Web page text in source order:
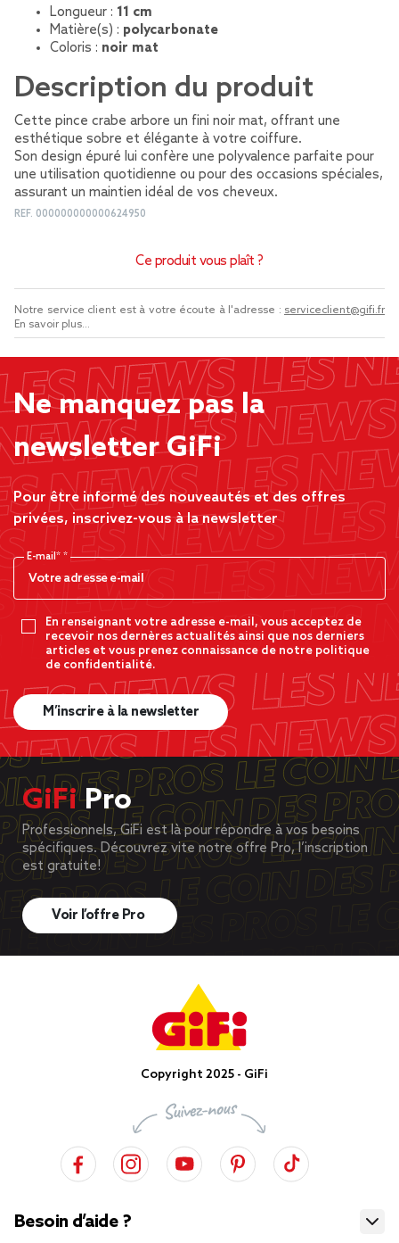
Longueur : 11 cm
Matière(s) : polycarbonate
Coloris : noir mat
Description du produit
Cette pince crabe arbore un fini noir mat, offrant une
esthétique sobre et élégante à votre coiffure.
Son design épuré lui confère une polyvalence parfaite pour
une utilisation quotidienne ou pour des occasions spéciales,
assurant un maintien idéal de vos cheveux.
REF. 000000000000624950
Ce produit vous plaît ?
Notre service client est à votre écoute à l'adresse : serviceclient@gifi.fr
En savoir plus...
Ne manquez pas la
newsletter GiFi
Pour être informé des nouveautés et des offres
privées, inscrivez-vous à la newsletter
E-mail*
En renseignant votre adresse e-mail, vous acceptez de
recevoir nos dernères actualités ainsi que nos derniers
articles et vous prenez connaissance de notre politique
de confidentialité.
M’inscrire à la newsletter
GiFiPro
Professionnels, GiFi est là pour répondre à vos besoins
spécifiques. Découvrez vite notre offre Pro, l’inscription
est gratuite!
Voir l’offre Pro
Copyright 2025 - GiFi
Besoin d’aide ?